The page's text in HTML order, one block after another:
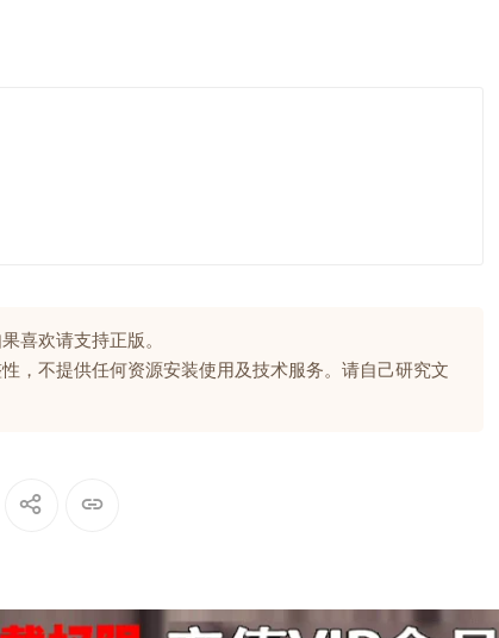
喜欢请支持正版。
，不提供任何资源安装使用及技术服务。请自己研究文